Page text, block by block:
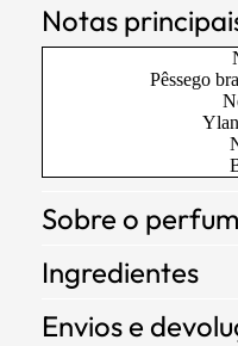
Notas
Pêssego
Sobre o
Ingredientes
Envios e